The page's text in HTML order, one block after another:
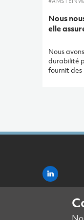
Nous
elle
Nous
durabilité
fournit des
d’A+W a